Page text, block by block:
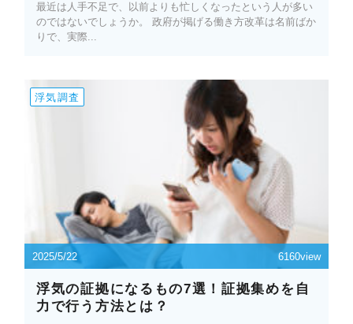
最近は人手不足で、以前よりも忙しくなったという人が多い
のではないでしょうか。 政府が掲げる働き方改革は名前ばか
りで、実際...
浮気調査
2025/5/22 6160view
浮気の証拠になるもの7選！証拠集めを自
力で行う方法とは？